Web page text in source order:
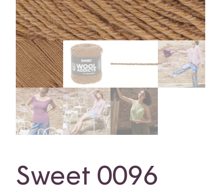
Sweet 0096